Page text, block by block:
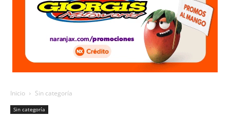
Inicio Sin categoría
Sin categoría